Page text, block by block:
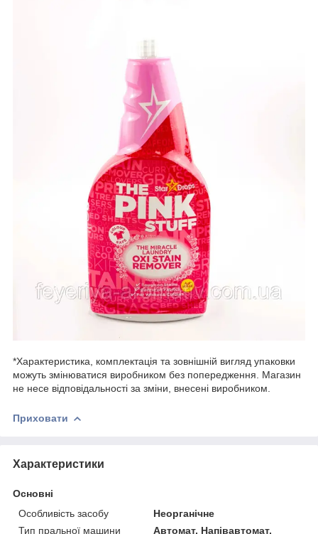
*Характеристика, комплектація та зовнішній вигляд упаковки
можуть змінюватися виробником без попередження. Магазин
не несе відповідальності за зміни, внесені виробником.
Приховати
Характеристики
Основні
Особливість засобу
Неорганічне
Тип пральної машини
Автомат, Напівавтомат,